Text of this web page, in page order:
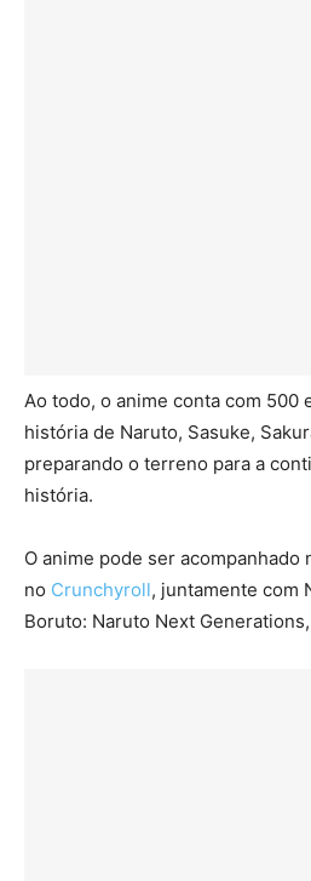
Ao todo, o anime conta com 500
história de Naruto, Sasuke,
preparando o terreno para a
história.
O anime pode ser acompanhado
no Crunchyroll, juntamente com
Boruto: Naruto Next